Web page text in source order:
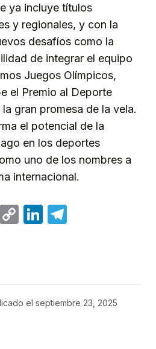
ya incluye títulos
y regionales, y con la
desafíos como la
de integrar el equipo
Juegos Olímpicos,
el Premio al Deporte
gran promesa de la vela.
el potencial de la
en los deportes
uno de los nombres a
internacional.
X
CopyLinkedIn
el septiembre 23, 2025